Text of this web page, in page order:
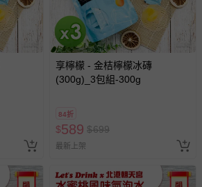
享檸檬 - 金桔檸檬冰磚
(300g)_3包組-300g
84折
$589 $699
最新上架